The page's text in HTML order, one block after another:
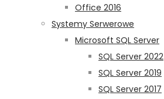
Office 2016
Systemy Serwerowe
Microsoft SQL Server
SQL Server 2022
SQL Server 2019
SQL Server 2017